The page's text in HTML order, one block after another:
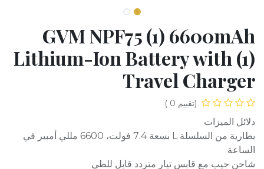
GVM NPF75 (1) 6600mAh
Lithium-Ion Battery with (1)
Travel Charger
(تقييم 0 )
دلائل الميزات
بطارية من السلسلة L بسعة 7.4 فولت، 6600 مللي أمبير في
الساعة
شاحن جيب مع قابس تيار متردد قابل للطي